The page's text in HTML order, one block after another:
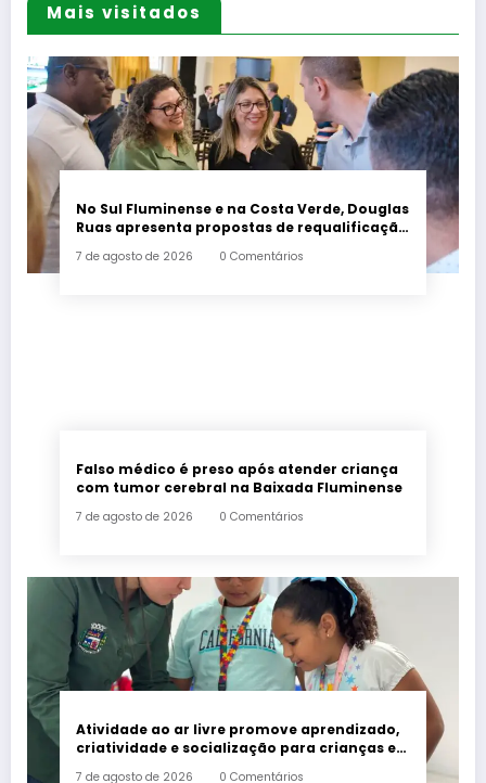
Mais visitados
No Sul Fluminense e na Costa Verde, Douglas
Ruas apresenta propostas de requalificação
7 de agosto de 2026 0 Comentários
Falso médico é preso após atender criança
com tumor cerebral na Baixada Fluminense
7 de agosto de 2026 0 Comentários
Atividade ao ar livre promove aprendizado,
criatividade e socialização para crianças e
7 de agosto de 2026 0 Comentários